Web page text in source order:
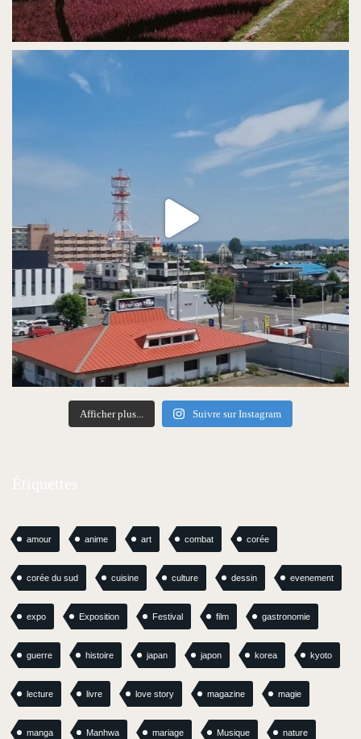
Afficher plus... Suivre sur Instagram
amour anime art combat corée
corée du sud cuisine culture dessin evenement
expo Exposition Festival film gastronomie
guerre histoire japan japon korea kyoto
lecture livre love story magazine magie
manga Manhwa mariage Musique nature